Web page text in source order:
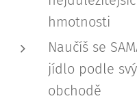
hmotnosti
Naučíš se
jídlo podle
obchodě